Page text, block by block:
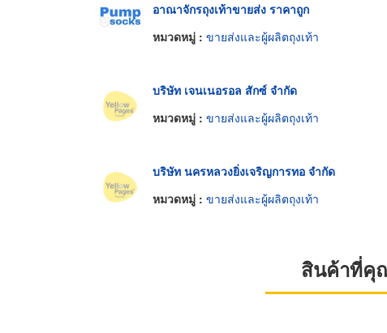
อาณาจักรถุงเท้าขายส่ง ราคาถูก
หมวดหมู่ : ขายส่งและผู้ผลิตถุงเท้า
บริษัท เจนเนอรอล สักซ์ จำกัด
หมวดหมู่ : ขายส่งและผู้ผลิตถุงเท้า
บริษัท นครหลวงยิ่งเจริญการทอ จำกัด
หมวดหมู่ : ขายส่งและผู้ผลิตถุงเท้า
สินค้าที่คุ